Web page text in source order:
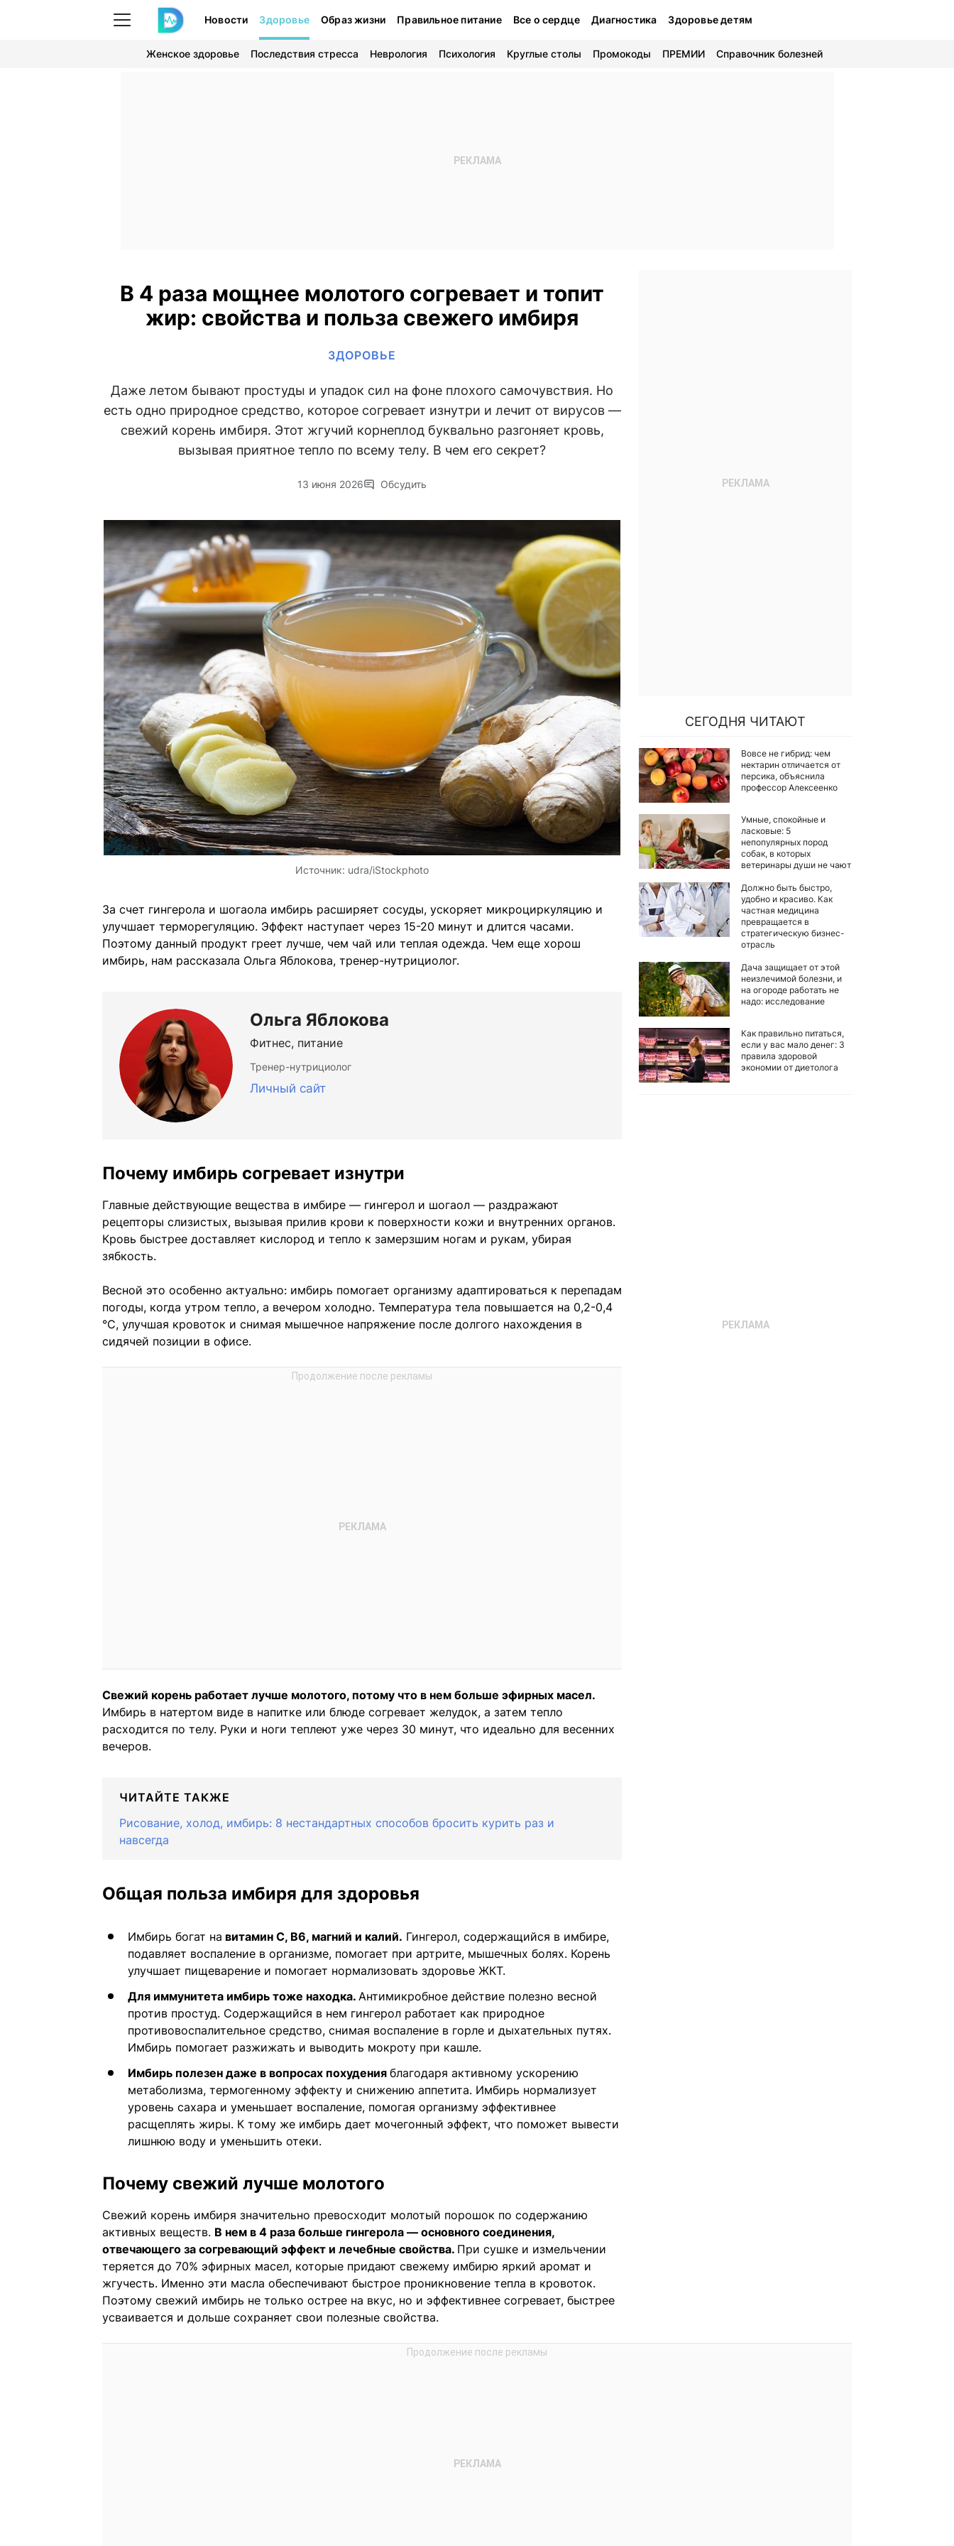
Новости Здоровье Образ жизни Правильное питание Все о сердце Диагностика Здоровье детям
Женское здоровье Последствия стресса Неврология Психология Круглые столы Промокоды ПРЕМИИ Справочник болезней
В 4 раза мощнее молотого согревает и топит
жир: свойства и польза свежего имбиря
ЗДОРОВЬЕ
Даже летом бывают простуды и упадок сил на фоне плохого самочувствия. Но
есть одно природное средство, которое согревает изнутри и лечит от вирусов —
свежий корень имбиря. Этот жгучий корнеплод буквально разгоняет кровь,
вызывая приятное тепло по всему телу. В чем его секрет?
13 июня 2026 Обсудить
Источник: udra/iStockphoto
За счет гингерола и шогаола имбирь расширяет сосуды, ускоряет микроциркуляцию и
улучшает терморегуляцию. Эффект наступает через 15-20 минут и длится часами.
Поэтому данный продукт греет лучше, чем чай или теплая одежда. Чем еще хорош
имбирь, нам рассказала Ольга Яблокова, тренер-нутрициолог.
Ольга Яблокова
Фитнес, питание
Тренер-нутрициолог
Личный сайт
Почему имбирь согревает изнутри
Главные действующие вещества в имбире — гингерол и шогаол — раздражают
рецепторы слизистых, вызывая прилив крови к поверхности кожи и внутренних органов.
Кровь быстрее доставляет кислород и тепло к замерзшим ногам и рукам, убирая
зябкость.
Весной это особенно актуально: имбирь помогает организму адаптироваться к перепадам
погоды, когда утром тепло, а вечером холодно. Температура тела повышается на 0,2-0,4
°C, улучшая кровоток и снимая мышечное напряжение после долгого нахождения в
сидячей позиции в офисе.
Свежий корень работает лучше молотого, потому что в нем больше эфирных масел.
Имбирь в натертом виде в напитке или блюде согревает желудок, а затем тепло
расходится по телу. Руки и ноги теплеют уже через 30 минут, что идеально для весенних
вечеров.
ЧИТАЙТЕ ТАКЖЕ
Рисование, холод, имбирь: 8 нестандартных способов бросить курить раз и
навсегда
Общая польза имбиря для здоровья
Имбирь богат на витамин C, B6, магний и калий. Гингерол, содержащийся в имбире,
подавляет воспаление в организме, помогает при артрите, мышечных болях. Корень
улучшает пищеварение и помогает нормализовать здоровье ЖКТ.
Для иммунитета имбирь тоже находка. Антимикробное действие полезно весной
против простуд. Содержащийся в нем гингерол работает как природное
противовоспалительное средство, снимая воспаление в горле и дыхательных путях.
Имбирь помогает разжижать и выводить мокроту при кашле.
Имбирь полезен даже в вопросах похудения благодаря активному ускорению
метаболизма, термогенному эффекту и снижению аппетита. Имбирь нормализует
уровень сахара и уменьшает воспаление, помогая организму эффективнее
расщеплять жиры. К тому же имбирь дает мочегонный эффект, что поможет вывести
лишнюю воду и уменьшить отеки.
Почему свежий лучше молотого
Свежий корень имбиря значительно превосходит молотый порошок по содержанию
активных веществ. В нем в 4 раза больше гингерола — основного соединения,
отвечающего за согревающий эффект и лечебные свойства. При сушке и измельчении
теряется до 70% эфирных масел, которые придают свежему имбирю яркий аромат и
жгучесть. Именно эти масла обеспечивают быстрое проникновение тепла в кровоток.
Поэтому свежий имбирь не только острее на вкус, но и эффективнее согревает, быстрее
усваивается и дольше сохраняет свои полезные свойства.
СЕГОДНЯ ЧИТАЮТ
Вовсе не гибрид: чем
нектарин отличается от
персика, объяснила
профессор Алексеенко
Умные, спокойные и
ласковые: 5
непопулярных пород
собак, в которых
ветеринары души не чают
Должно быть быстро,
удобно и красиво. Как
частная медицина
превращается в
стратегическую бизнес-
отрасль
Дача защищает от этой
неизлечимой болезни, и
на огороде работать не
надо: исследование
Как правильно питаться,
если у вас мало денег: 3
правила здоровой
экономии от диетолога